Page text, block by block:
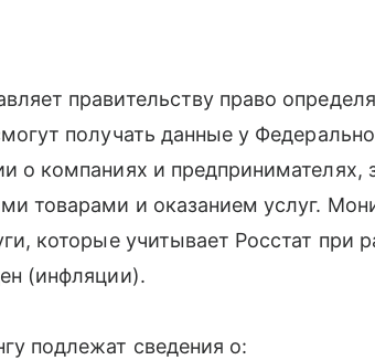
правительству право
получать данные у
о компаниях и предпринимателях,
товарами и оказанием услуг.
которые учитывает Росстат при
(инфляции).
подлежат сведения о: